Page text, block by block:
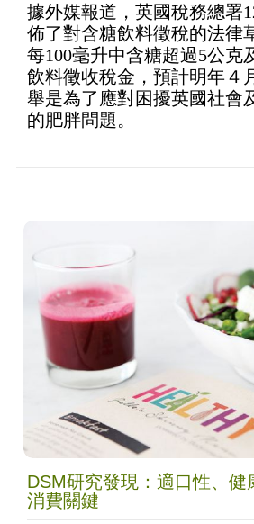
據外媒報道，英國稅務總署
佈了對含糖飲料徵稅的法律
每100毫升中含糖超過5公克
飲料徵收稅金，預計明年４
舉是為了應對困擾英國社會
的肥胖問題。
DSM研究發現：適口性、健
消費關鍵